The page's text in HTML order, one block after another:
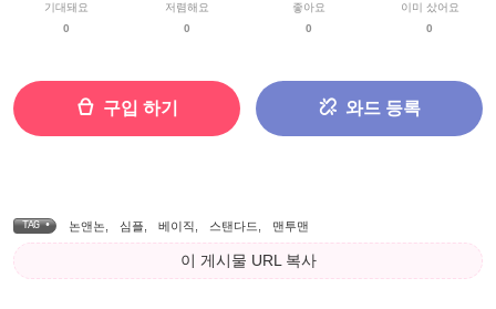
기대돼요
0
저렴해요
0
좋아요
0
이미 샀어요
0
구입 하기 와드 등록
TAG • 논앤논 심플 베이직 스탠다드 맨투맨
이 게시물 URL 복사